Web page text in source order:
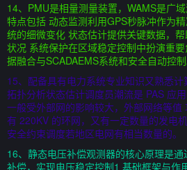
14、PMU是相量测量装置，WAMS是广
特点包括 动态监测利用GPS秒脉冲作为
统的细微变化 状态估计提供关键数据，
状况 系统保护在区域稳定控制中扮演重
据融合与SCADAEMS系统和安全自动控制
15、配备具有电力系统专业知识又熟悉
拓扑分析状态估计调度员潮流是 PAS 应
一般受外部网的影响较大，外部网络等值
有 220KV 的环网，又有一定数量的发电
安全约束调度若地区电网有相当数量的。
16、静态电压补偿观测器的核心原理是
补偿，实现电压稳定控制1 基础框架与作